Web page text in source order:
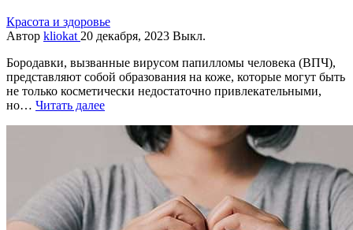
Красота и здоровье
Автор kliokat 20 декабря, 2023 Выкл.
Бородавки, вызванные вирусом папилломы человека (ВПЧ),
представляют собой образования на коже, которые могут быть
не только косметически недостаточно привлекательными,
но… Читать далее